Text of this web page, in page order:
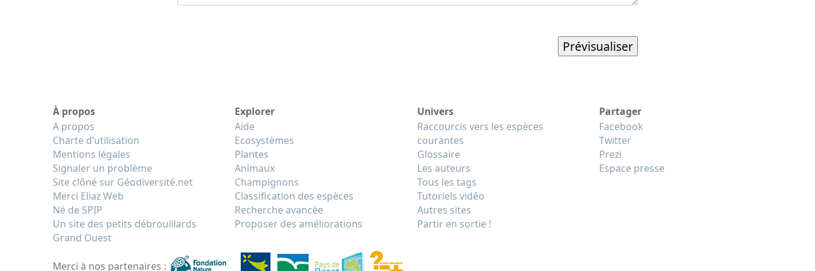
À propos
A propos
Charte d’utilisation
Mentions légales
Signaler un problème
Site clôné sur Géodiversité.net
Merci Eliaz Web
Né de SPIP
Un site des petits débrouillards
Grand Ouest
Explorer
Aide
Ecosystèmes
Plantes
Animaux
Champignons
Classification des espèces
Recherche avancée
Proposer des améliorations
Univers
Raccourcis vers les espèces
courantes
Glossaire
Les auteurs
Tous les tags
Tutoriels vidéo
Autres sites
Partir en sortie !
Partager
Facebook
Twitter
Prezi
Espace presse
Merci à nos partenaires :